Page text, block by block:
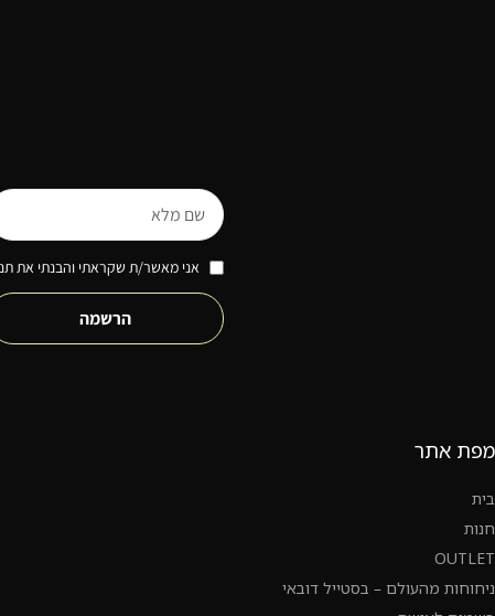
אני מאשר/ת שקראתי והבנתי את
הרשמה
מפת אתר
בית
חנות
OUTLET
ניחוחות מהעולם – בסטייל דובאי